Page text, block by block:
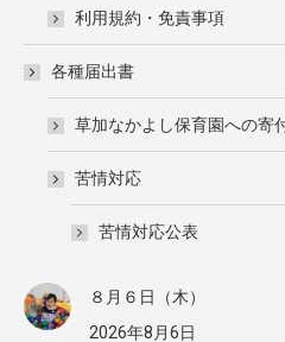
利用規約・免責事項
各種届出書
草加なかよし保育園への寄
苦情対応
苦情対応公表
８月６日（木）
2026年8月6日